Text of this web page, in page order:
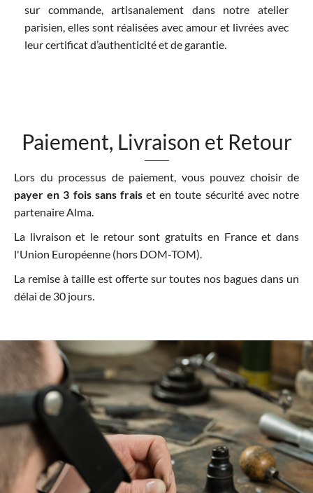
sur commande, artisanalement dans notre atelier
parisien, elles sont réalisées avec amour et livrées avec
leur certificat d’authenticité et de garantie.
Paiement, Livraison et Retour
Lors du processus de paiement, vous pouvez choisir de
payer en 3 fois sans fraiset en toute sécurité avec notre
partenaire Alma.
La livraison et le retour sont gratuits en France et dans
l'Union Européenne (hors DOM-TOM).
La remise à taille est offerte sur toutes nos bagues dans un
délai de 30 jours.